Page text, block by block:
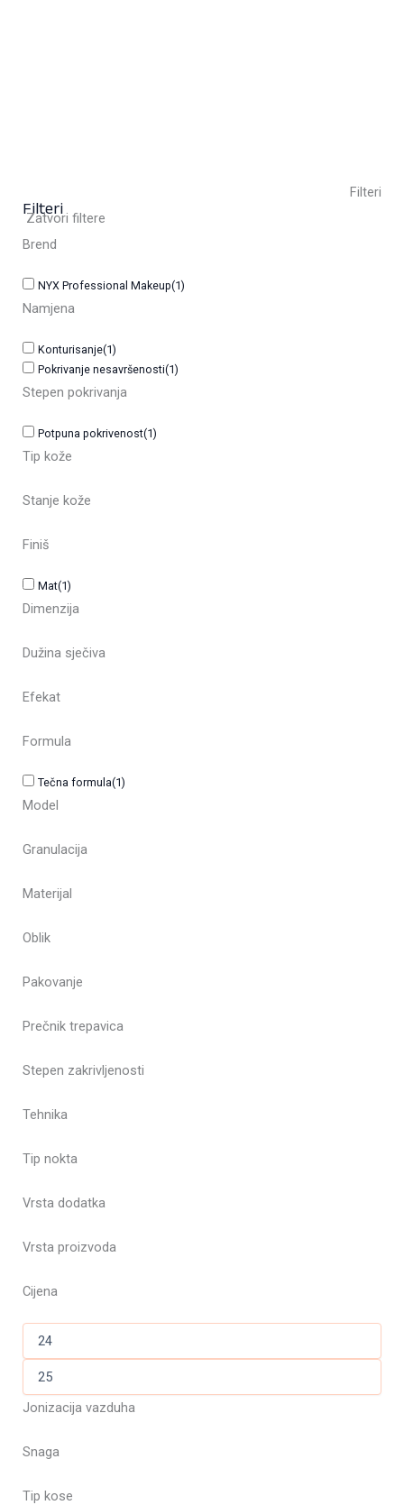
Filteri
Filteri
Zatvori filtere
Brend
NYX Professional Makeup(1)
Namjena
Konturisanje(1)
Pokrivanje nesavršenosti(1)
Stepen pokrivanja
Potpuna pokrivenost(1)
Tip kože
Stanje kože
Finiš
Mat(1)
Dimenzija
Dužina sječiva
Efekat
Formula
Tečna formula(1)
Model
Granulacija
Materijal
Oblik
Pakovanje
Prečnik trepavica
Stepen zakrivljenosti
Tehnika
Tip nokta
Vrsta dodatka
Vrsta proizvoda
Cijena
Jonizacija vazduha
Snaga
Tip kose